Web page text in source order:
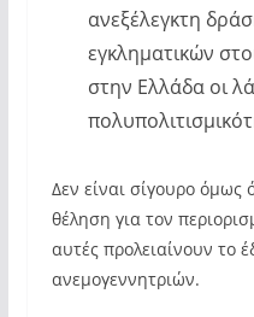
ανεξέλεγκτη
εγκληματικών
στην Ελλάδα οι
Δεν είναι σίγουρο όμως
θέληση για τον
αυτές προλειαίνουν το
ανεμογεννητριών.